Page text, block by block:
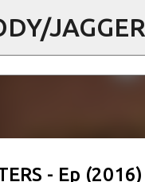
JAGGER
- Ep (2016)